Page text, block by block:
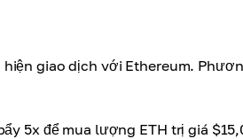
giao dịch với Ethereum.
5x để mua lượng ETH trị giá